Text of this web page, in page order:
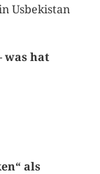
Usbekistan
was hat
als